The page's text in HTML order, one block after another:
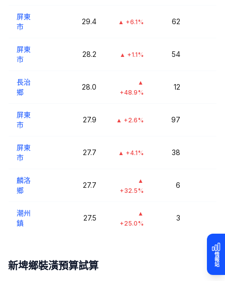
屏東
市
29.4 ▲ +6.1% 62
屏東
市
28.2 ▲ +1.1% 54
長治
鄉
28.0
▲
+48.9%
12
屏東
市
27.9 ▲ +2.6% 97
屏東
市
27.7 ▲ +4.1% 38
麟洛
鄉
27.7
▲
+32.5%
6
潮州
鎮
27.5
▲
+25.0%
3
新埤鄉裝潢預算試算 情報站